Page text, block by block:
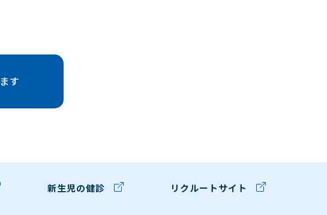
す
新生児の健診 リクルートサイト